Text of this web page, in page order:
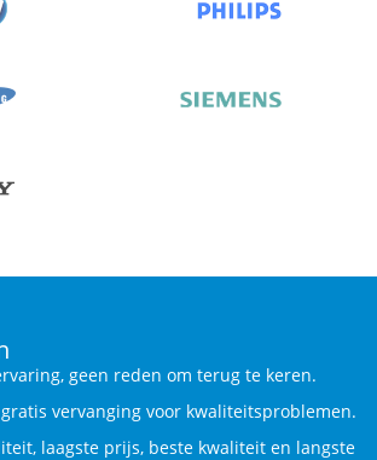
geen reden om terug te keren.
vervanging voor kwaliteitsproblemen.
laagste prijs, beste kwaliteit en langste